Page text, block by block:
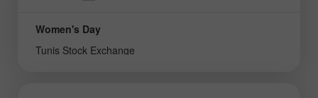
Women's Day
Tunis Stock Exchange